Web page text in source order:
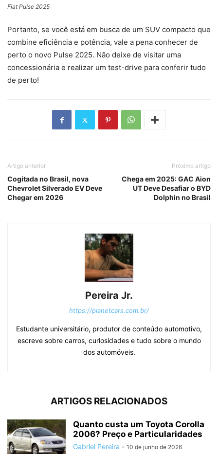
Fiat Pulse 2025
Portanto, se você está em busca de um SUV compacto que
combine eficiência e potência, vale a pena conhecer de
perto o novo Pulse 2025. Não deixe de visitar uma
concessionária e realizar um test-drive para conferir tudo
de perto!
Artigo anterior
Cogitada no Brasil, nova
Chevrolet Silverado EV Deve
Chegar em 2026
Próximo artigo
Chega em 2025: GAC Aion
UT Deve Desafiar o BYD
Dolphin no Brasil
Pereira Jr.
https://planetcars.com.br/
Estudante universitário, produtor de conteúdo automotivo,
escreve sobre carros, curiosidades e tudo sobre o mundo
dos automóveis.
ARTIGOS RELACIONADOS
Quanto custa um Toyota Corolla
2006? Preço e Particularidades
Gabriel Pereira - 10 de junho de 2026